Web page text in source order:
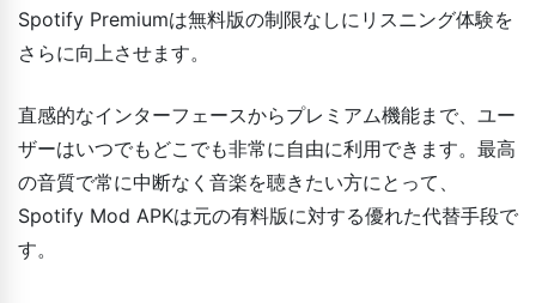
Spotify Premiumは無料版の制限なしにリスニング体験を
さらに向上させます。
直感的なインターフェースからプレミアム機能まで、ユー
ザーはいつでもどこでも非常に自由に利用できます。最高
の音質で常に中断なく音楽を聴きたい方にとって、
Spotify Mod APKは元の有料版に対する優れた代替手段で
す。